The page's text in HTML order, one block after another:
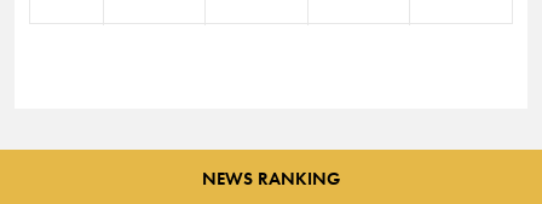
NEWS RANKING